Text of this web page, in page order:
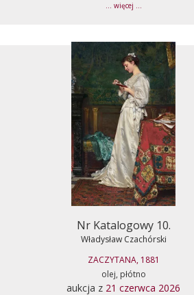
... więcej ...
Nr Katalogowy 10.
Władysław Czachórski
ZACZYTANA, 1881
olej, płótno
aukcja z 21 czerwca 2026